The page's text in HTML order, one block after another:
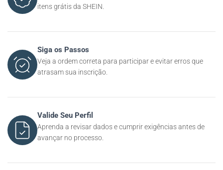
itens grátis da SHEIN.
Siga os Passos
Veja a ordem correta para participar e evitar erros que
atrasam sua inscrição.
Valide Seu Perfil
Aprenda a revisar dados e cumprir exigências antes de
avançar no processo.